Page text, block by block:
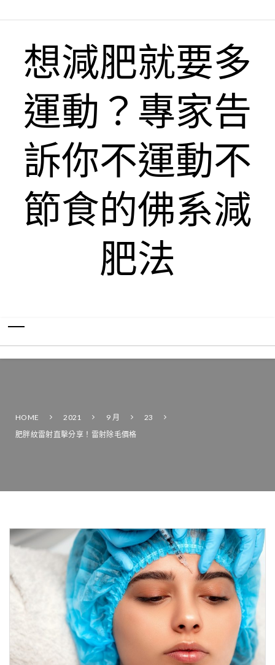
想減肥就要多
運動？專家告
訴你不運動不
節食的佛系減
肥法
HOME 2021 9 月
23
肥胖紋雷射直擊分享！雷射除毛價格